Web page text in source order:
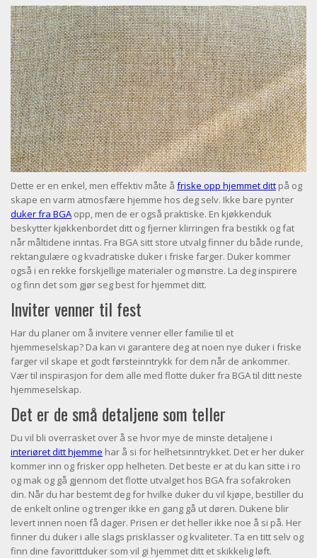
Dette er en enkel, men effektiv måte å friske opp hjemmet ditt på og
skape en varm atmosfære hjemme hos deg selv. Ikke bare pynter
duker fra BGA opp, men de er også praktiske. En kjøkkenduk
beskytter kjøkkenbordet ditt og fjerner klirringen fra bestikk og fat
når måltidene inntas. Fra BGA sitt store utvalg finner du både runde,
rektangulære og kvadratiske duker i friske farger. Duker kommer
også i en rekke forskjellige materialer og mønstre. La deg inspirere
og finn det som gjør seg best for hjemmet ditt.
Inviter venner til fest
Har du planer om å invitere venner eller familie til et
hjemmeselskap? Da kan vi garantere deg at noen nye duker i friske
farger vil skape et godt førsteinntrykk for dem når de ankommer.
Vær til inspirasjon for dem alle med flotte duker fra BGA til ditt neste
hjemmeselskap.
Det er de små detaljene som teller
Du vil bli overrasket over å se hvor mye de minste detaljene i
interiøret ditt hjemme har å si for helhetsinntrykket. Det er her duker
kommer inn og frisker opp helheten. Det beste er at du kan sitte i ro
og mak og gå gjennom det flotte utvalget hos BGA fra sofakroken
din. Når du har bestemt deg for hvilke duker du vil kjøpe, bestiller du
de enkelt online og trenger ikke en gang gå ut døren. Dukene blir
levert innen noen få dager. Prisen er det heller ikke noe å si på. Her
finner du duker i alle slags prisklasser og kvaliteter. Ta en titt selv og
finn dine favorittduker som vil gi hjemmet ditt et skikkelig løft.